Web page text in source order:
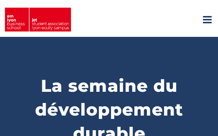
Passer
au
contenu
La semaine du
développement